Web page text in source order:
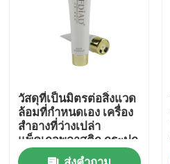
ท่อเสริมกาย
หลอดสกัด
หลอดเครื่องสำอางเปล่า
วัสดุที่เป็นมิตรต่อสิ่งแวด
ล้อมที่กําหนดเอง เครื่อง
สําอางที่ว่างเปล่า
แพ็คเกจพลาสติก กระปุก
ลิปสติกคัดกรอบ